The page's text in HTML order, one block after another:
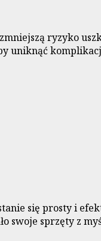
ryzyko
uniknąć
się prosty i
swoje sprzęty z